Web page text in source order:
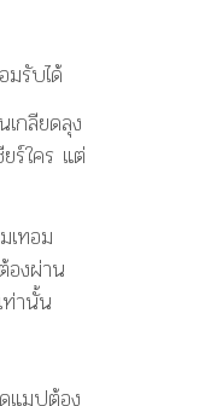
มรับได้
กลียดลุง
ยร์ใคร แต่
ทอม
องผ่าน
านั้น
แมปต้อง